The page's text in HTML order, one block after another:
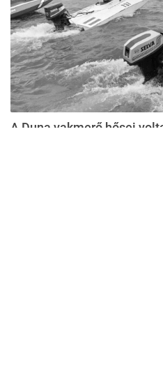
A Duna vakmerő hősei